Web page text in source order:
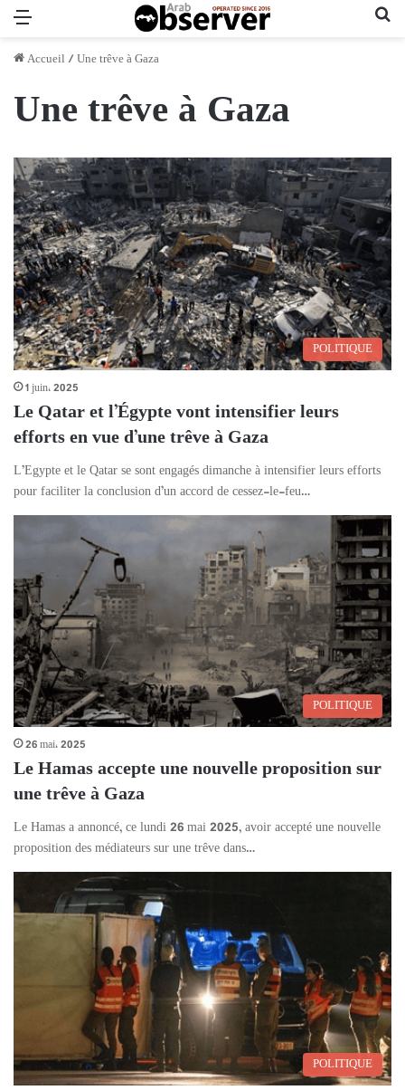
Accueil /Une trêve à Gaza
Une trêve à Gaza
POLITIQUE
1 juin، 2025
Le Qatar et l’Égypte vont intensifier leurs
efforts en vue d’une trêve à Gaza
L’Egypte et le Qatar se sont engagés dimanche à intensifier leurs efforts
pour faciliter la conclusion d’un accord de cessez-le-feu…
POLITIQUE
26 mai، 2025
Le Hamas accepte une nouvelle proposition sur
une trêve à Gaza
Le Hamas a annoncé, ce lundi 26 mai 2025, avoir accepté une nouvelle
proposition des médiateurs sur une trêve dans…
POLITIQUE